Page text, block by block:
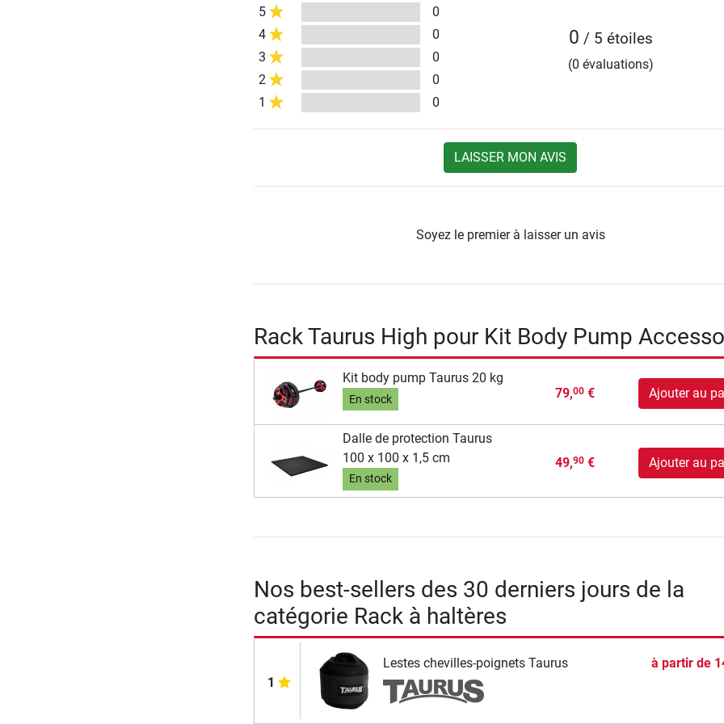
5
0
4
0
3
0
2
0
1
0
0 / 5 étoiles
(0 évaluations)
LAISSER MON AVIS
Soyez le premier à laisser un avis
Rack Taurus High pour Kit Body Pump
Kit body pump Taurus 20 kg
En stock 79,00€ Ajouter au
Dalle de protection Taurus
100 x 100 x 1,5 cm
En stock
49,90€ Ajouter au
Nos best-sellers des 30 derniers jours de la
catégorie Rack à haltères
1
Lestes chevilles-poignets Taurus à partir de